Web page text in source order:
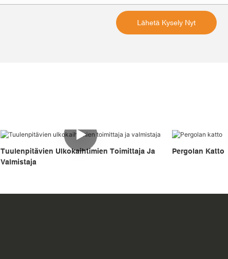
Lähetä Kysely Nyt
Tuulenpitävien Ulkokaihtimien Toimittaja Ja
Valmistaja
Pergolan Katto